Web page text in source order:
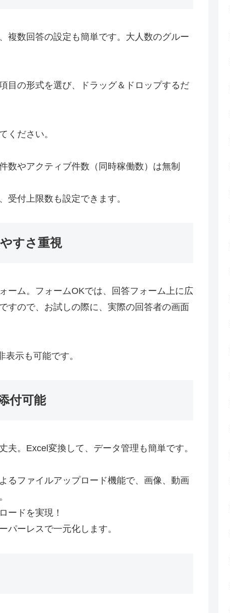
複数回答の設定も簡単です。大人数のグルー
の形式を選び、ドラッグ＆ドロップするだ
ください。
数やアクティブ件数（同時稼働数）は無制
受付上限数も設定できます。
すさ重視
ーム。フォームOKでは、回答フォーム上に広
すので、お試しの際に、実際の回答者の画面
示も可能です。
付可能
。Excel変換して、データ管理も簡単です。
るファイルアップロード機能で、画像、動画
ードを実現！
パーレスで一元化します。